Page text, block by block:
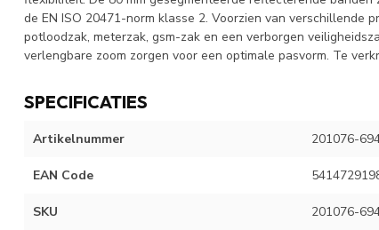
de EN ISO 20471-norm klasse 2. Voorzien van verschillende
potloodzak, meterzak, gsm-zak en een verborgen
verlengbare zoom zorgen voor een optimale pasvorm. Te
SPECIFICATIES
Artikelnummer 201076-
EAN Code
SKU 201076-